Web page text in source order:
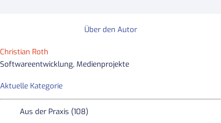
Über den Autor
Christian Roth
Softwareentwicklung, Medienprojekte
Aktuelle Kategorie
Aus der Praxis (108)